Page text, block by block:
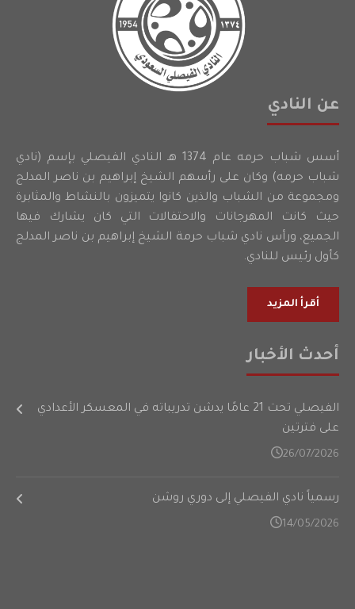
عن النادي
أسس شباب حرمه عام 1374 هـ النادي الفيصلي بإسم (نادي
شباب حرمه) وكان على رأسهم الشيخ إبراهيم بن ناصر المدلج
ومجموعة من الشباب والذين كانوا يتميزون بالنشاط والمثابرة
حيث كانت المهرجانات والاحتفالات التي كان يشارك فيها
الجميع، ورأس نادي شباب حرمة الشيخ إبراهيم بن ناصر المدلج
كأول رئيس للنادي.
أقرأ المزيد
أحدث الأخبار
الفيصلي تحت 21 عامًا يدشن تدريباته في المعسكر الأعدادي
على فترتين
26/07/2026
رسمياً نادي الفيصلي إلى دوري روشن
14/05/2026